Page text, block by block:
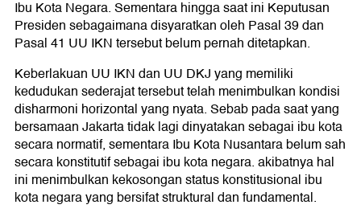
Ibu Kota Negara. Sementara hingga saat ini Keputusan
Presiden sebagaimana disyaratkan oleh Pasal 39 dan
Pasal 41 UU IKN tersebut belum pernah ditetapkan.
Keberlakuan UU IKN dan UU DKJ yang memiliki
kedudukan sederajat tersebut telah menimbulkan kondisi
disharmoni horizontal yang nyata. Sebab pada saat yang
bersamaan Jakarta tidak lagi dinyatakan sebagai ibu kota
secara normatif, sementara Ibu Kota Nusantara belum sah
secara konstitutif sebagai ibu kota negara. akibatnya hal
ini menimbulkan kekosongan status konstitusional ibu
kota negara yang bersifat struktural dan fundamental.